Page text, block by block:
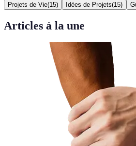
Projets de Vie(15) Idées de Projets(15)
Articles à la une